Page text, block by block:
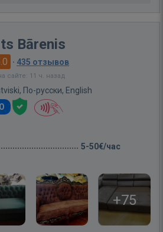
Bārenis
· 435 отзывов
сайте: 11 ч. назад
По-русски, English
5-50€/час
+75